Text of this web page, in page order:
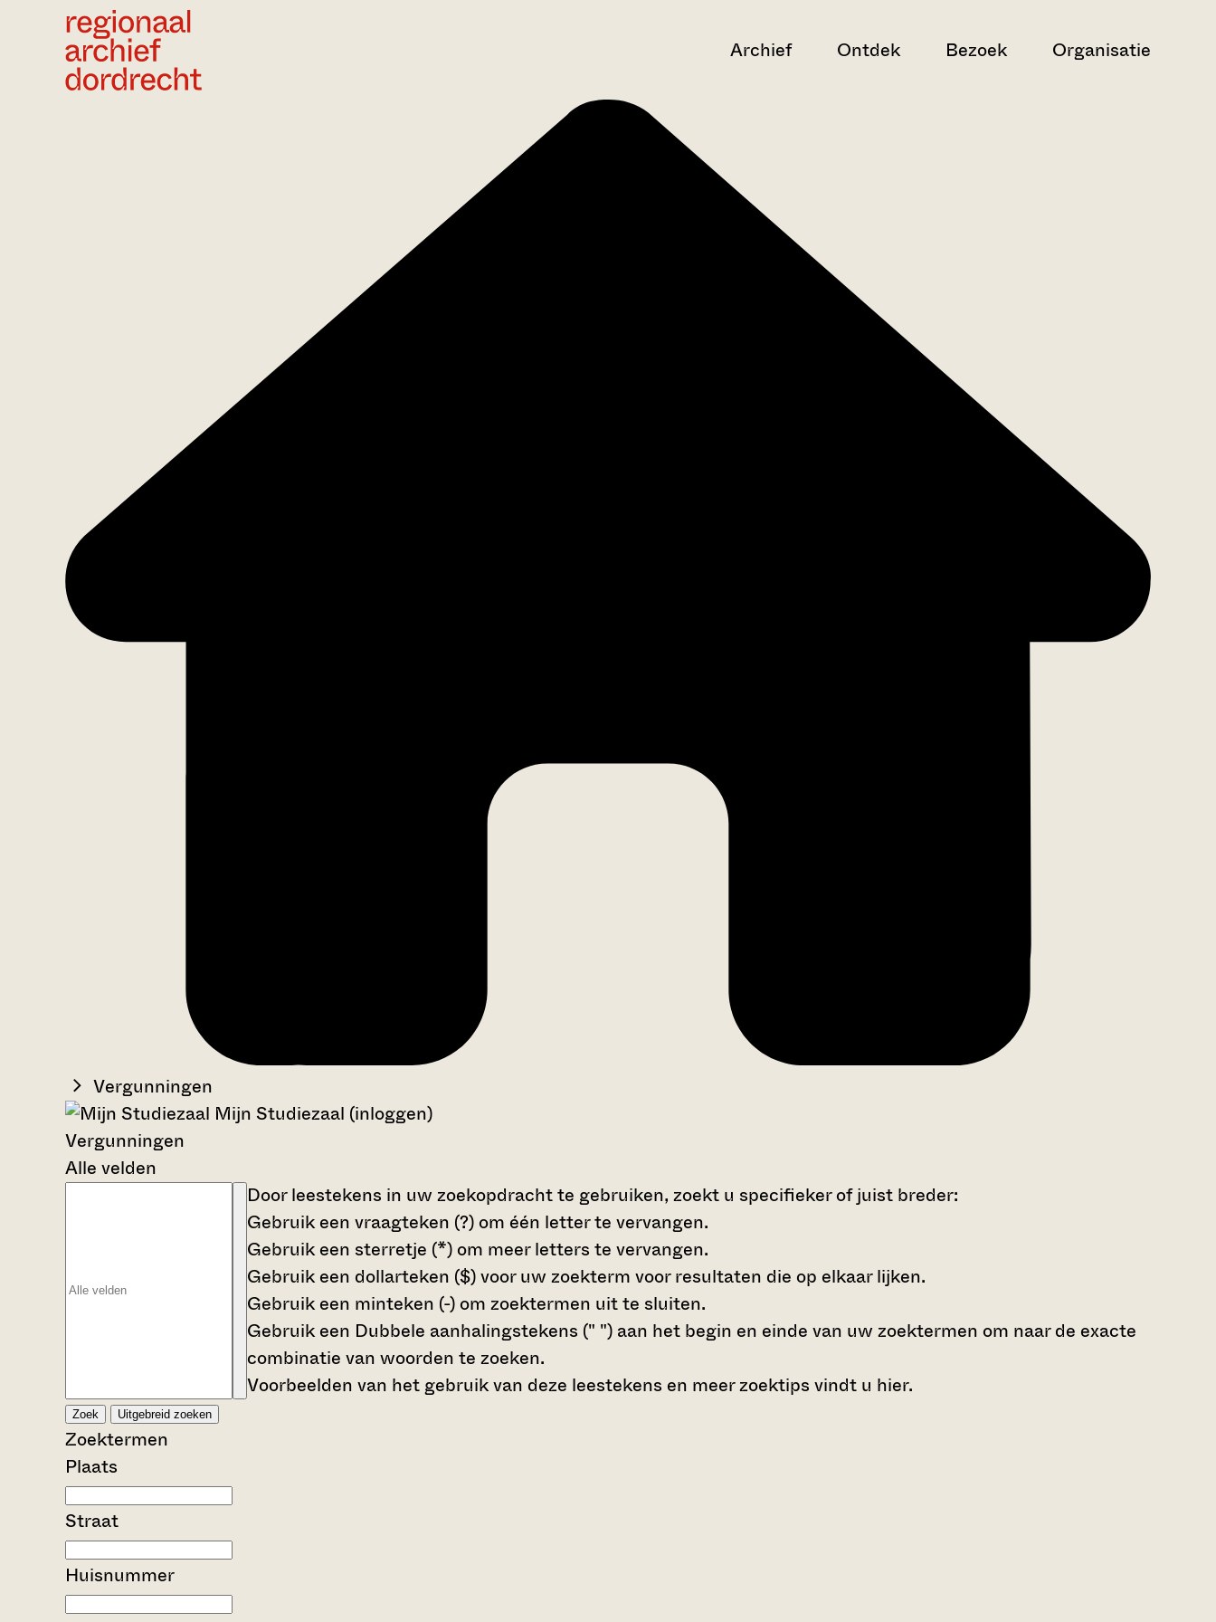
Archief Ontdek Bezoek Organisatie
Vergunningen
Mijn Studiezaal (inloggen)
Vergunningen
Alle velden
Door leestekens in uw zoekopdracht te gebruiken, zoekt u specifieker of juist breder:
Gebruik een vraagteken (?) om één letter te vervangen.
Gebruik een sterretje (*) om meer letters te vervangen.
Gebruik een dollarteken ($)voor uw zoekterm voor resultaten die op elkaar lijken.
Gebruik een minteken (-) om zoektermen uit te sluiten.
Gebruik een Dubbele aanhalingstekens (" ") aan het begin en einde van uw zoektermen om naar de exacte
combinatie van woorden te zoeken.
Voorbeelden van het gebruik van deze leestekens en meer zoektips vindt u hier.
Zoek Uitgebreid zoeken
Zoektermen
Plaats
Straat
Huisnummer